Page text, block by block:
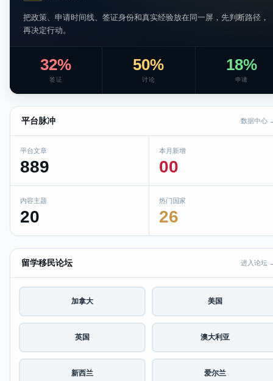
把政策、申请时间线、签证身份和真实经验放在同一屏，先判断路径，
再决定行动。
32%
签证
50%
讨论
18%
申请
平台脉冲 数据中心
平台文章
889
本月新增
00
内容主题
20
热门国家
26
留学移民论坛 进入论坛
加拿大 美国
英国 澳大利亚
新西兰 爱尔兰